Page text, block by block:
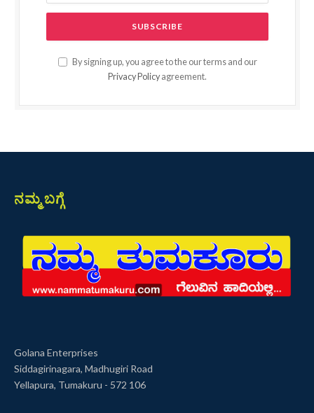
By signing up, you agree to the our terms and our
Privacy Policy agreement.
ನಮ್ಮ ಬಗ್ಗೆ
Golana Enterprises
Siddagirinagara, Madhugiri Road
Yellapura, Tumakuru - 572 106